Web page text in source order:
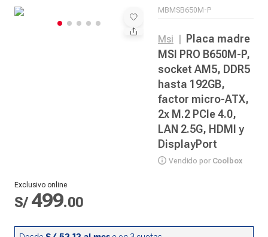
MBMSB650M-P
Msi
Placa madre
MSI PRO B650M-P,
socket AM5, DDR5
hasta 192GB,
factor micro-ATX,
2x M.2 PCIe 4.0,
LAN 2.5G, HDMI y
DisplayPort
Vendido por Coolbox
Exclusivo online
S/ 499.00